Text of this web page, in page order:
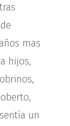
mas
hijos,
un